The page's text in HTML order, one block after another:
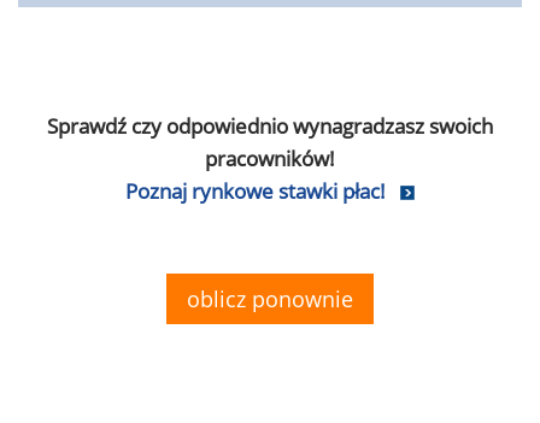
Sprawdź czy odpowiednio wynagradzasz swoich
pracowników!
Poznaj rynkowe stawki płac!
oblicz ponownie